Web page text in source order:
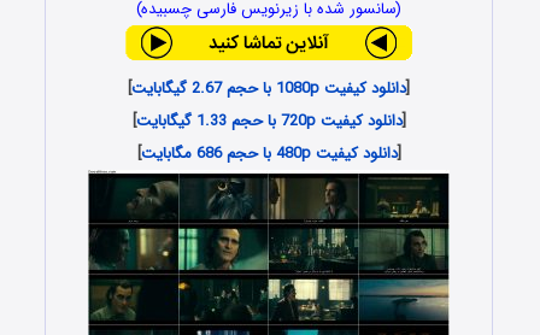
(سانسور شده با زیرنویس فارسی چسبیده)
[دانلود کیفیت 1080p با حجم 2.67 گیگابایت
]
[دانلود کیفیت 720p با حجم 1.33 گیگابایت
]
[دانلود کیفیت 480p با حجم 686 مگابایت ]